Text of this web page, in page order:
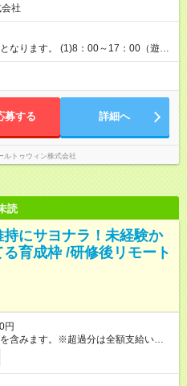
営に関わる≪ジェネラルコース≫ デ
以下のポジションへステップアップ
課題の解決と より高度な品質保証を
管理・人員管理を担う管理職です ◎
の講義 『リーダーチャレンジ制
数を問わず、受講可能な研修制度を
採用時と同じです。
社
00～17：00（遊技
遊技機） (3)23：30～8：30（遊技
募する 詳細へ
ルトゥウィン株式会社
読
にサヨナラ！未経験か
育成枠 /研修後リモート
円
含みます。※超過分は全額支給いたし
円／月 みなし残業時間 12時間／月 -
≪経験者の方は以下と